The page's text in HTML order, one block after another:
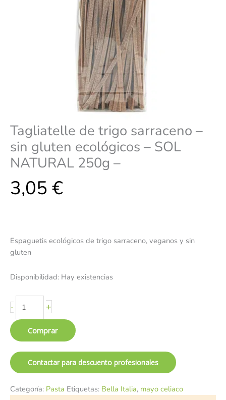
Tagliatelle de trigo sarraceno –
sin gluten ecológicos – SOL
NATURAL 250g –
3,05 €
Espaguetis ecológicos de trigo sarraceno, veganos y sin
gluten
Disponibilidad: Hay existencias
- +
Comprar
Contactar para descuento profesionales
Categoría: Pasta Etiquetas: Bella Italia, mayo celiaco